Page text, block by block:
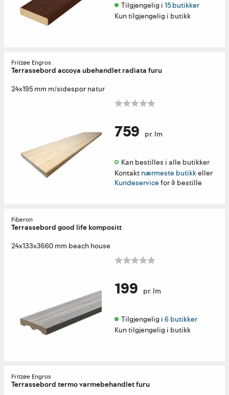
Tilgjengelig i 15 butikker
Kun tilgjengelig i butikk
Fritzøe Engros
Terrassebord accoya ubehandlet radiata furu
24x195 mm m/sidespor natur
759 pr. lm
Kan bestilles i alle butikker
Kontakt nærmeste butikkeller
Kundeservicefor å bestille
Fiberon
Terrassebord good life kompositt
24x133x3660 mm beach house
199 pr. lm
Tilgjengelig i 6 butikker
Kun tilgjengelig i butikk
Fritzøe Engros
Terrassebord termo varmebehandlet furu